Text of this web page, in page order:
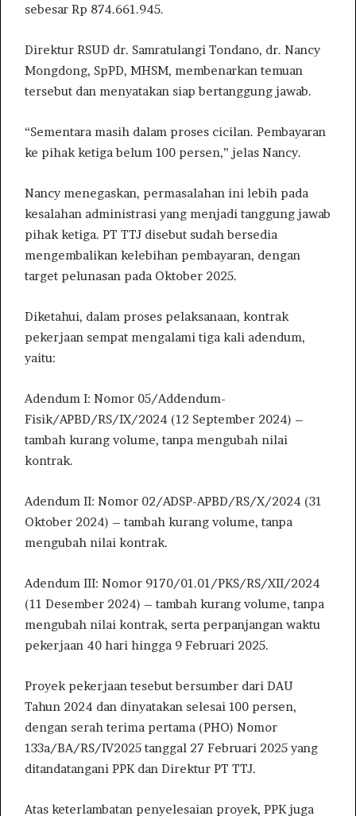
sebesar Rp 874.661.945.
Direktur RSUD dr. Samratulangi Tondano, dr. Nancy
Mongdong, SpPD, MHSM, membenarkan temuan
tersebut dan menyatakan siap bertanggung jawab.
“Sementara masih dalam proses cicilan. Pembayaran
ke pihak ketiga belum 100 persen,” jelas Nancy.
Nancy menegaskan, permasalahan ini lebih pada
kesalahan administrasi yang menjadi tanggung jawab
pihak ketiga. PT TTJ disebut sudah bersedia
mengembalikan kelebihan pembayaran, dengan
target pelunasan pada Oktober 2025.
Diketahui, dalam proses pelaksanaan, kontrak
pekerjaan sempat mengalami tiga kali adendum,
yaitu:
Adendum I: Nomor 05/Addendum-
Fisik/APBD/RS/IX/2024 (12 September 2024) –
tambah kurang volume, tanpa mengubah nilai
kontrak.
Adendum II: Nomor 02/ADSP-APBD/RS/X/2024 (31
Oktober 2024) – tambah kurang volume, tanpa
mengubah nilai kontrak.
Adendum III: Nomor 9170/01.01/PKS/RS/XII/2024
(11 Desember 2024) – tambah kurang volume, tanpa
mengubah nilai kontrak, serta perpanjangan waktu
pekerjaan 40 hari hingga 9 Februari 2025.
Proyek pekerjaan tesebut bersumber dari DAU
Tahun 2024 dan dinyatakan selesai 100 persen,
dengan serah terima pertama (PHO) Nomor
133a/BA/RS/IV2025 tanggal 27 Februari 2025 yang
ditandatangani PPK dan Direktur PT TTJ.
Atas keterlambatan penyelesaian proyek, PPK juga